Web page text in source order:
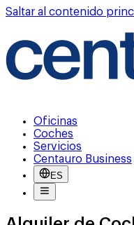
Saltar al contenido
Oficinas
Coches
Servicios
Centauro Business
ES